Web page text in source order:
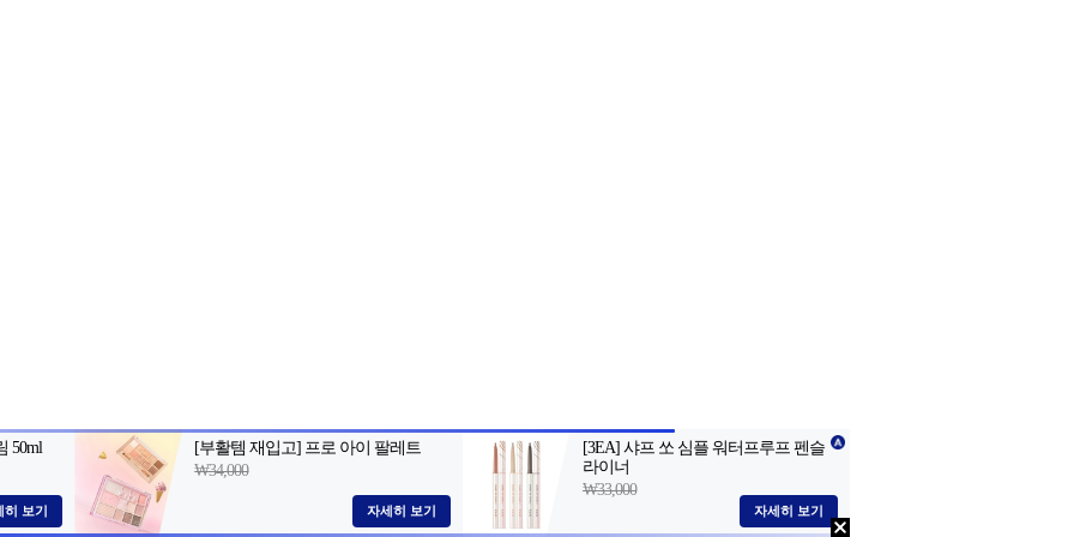
398-8000 팩스: 02-398-8129 사업자등록번호: 102-81-32883
, 아54287등록일자: 2022.06.03
청소년보호책임자: 김선희
터 활용 금지